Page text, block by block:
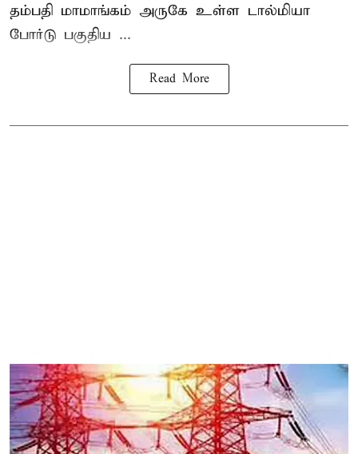
தம்பதி மாமாங்கம் அருகே உள்ள டால்மியா
போர்டு பகுதிய ...
Read More